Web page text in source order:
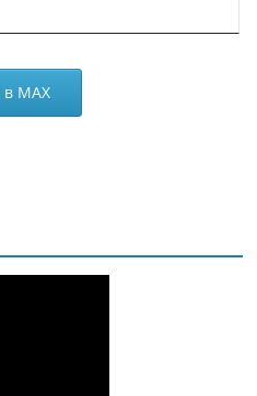
МАХ